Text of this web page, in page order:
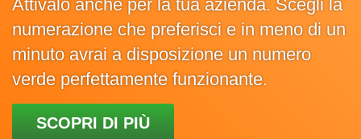
Attivalo anche per la tua azienda. Scegli la
numerazione che preferisci e in meno di un
minuto avrai a disposizione un numero
verde perfettamente funzionante.
SCOPRI DI PIÙ